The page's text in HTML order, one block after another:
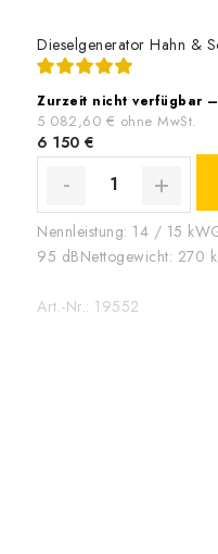
Dieselgenerator Hahn &
Zurzeit nicht verfügbar
5 082,60 € ohne MwSt.
6 150 €
Nennleistung: 14 / 15
95 dBNettogewicht: 270
Art.-Nr.: 19552